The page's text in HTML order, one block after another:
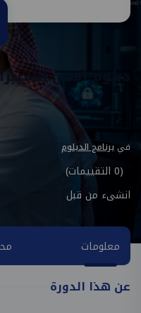
دبلوم الامن
في برنامج الدبلوم
(0 التقييمات)
انشىء من قبل
معلومات
عن هذا الدورة